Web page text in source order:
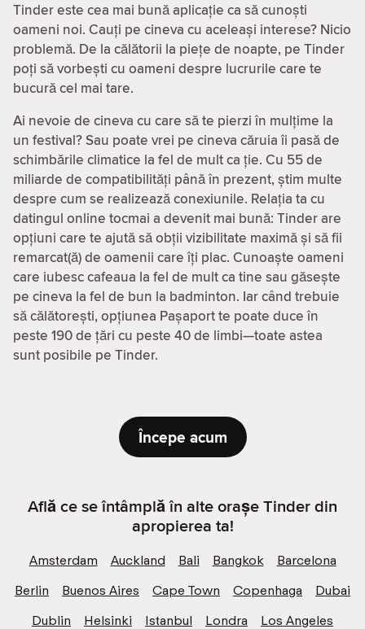
Tinder este cea mai bună aplicație ca să cunoști
oameni noi. Cauți pe cineva cu aceleași interese? Nicio
problemă. De la călătorii la piețe de noapte, pe Tinder
poți să vorbești cu oameni despre lucrurile care te
bucură cel mai tare.
Ai nevoie de cineva cu care să te pierzi în mulțime la
un festival? Sau poate vrei pe cineva căruia îi pasă de
schimbările climatice la fel de mult ca ție. Cu 55 de
miliarde de compatibilităţi până în prezent, știm multe
despre cum se realizează conexiunile. Relația ta cu
datingul online tocmai a devenit mai bună: Tinder are
opțiuni care te ajută să obții vizibilitate maximă și să fii
remarcat(ă) de oamenii care îți plac. Cunoaște oameni
care iubesc cafeaua la fel de mult ca tine sau găsește
pe cineva la fel de bun la badminton. Iar când trebuie
să călătorești, opțiunea Pașaport te poate duce în
peste 190 de țări cu peste 40 de limbi—toate astea
sunt posibile pe Tinder.
Începe acum
Află ce se întâmplă în alte orașe Tinder din
apropierea ta!
Amsterdam Auckland Bali Bangkok
Barcelona
Berlin
Buenos Aires Cape Town Copenhaga
Dubai
Dublin
Helsinki Istanbul Londra
Los Angeles